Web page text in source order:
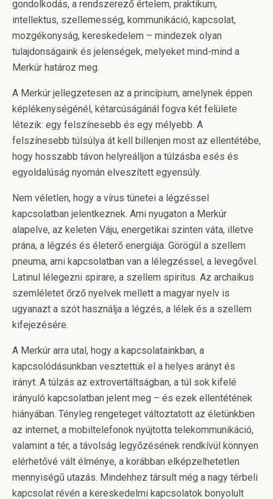
gondolkodás, a rendszerező értelem, praktikum,
intellektus, szellemesség, kommunikáció, kapcsolat,
mozgékonyság, kereskedelem – mindezek olyan
tulajdonságaink és jelenségek, melyeket mind-mind a
Merkúr határoz meg.
A Merkúr jellegzetesen az a princípium, amelynek éppen
képlékenységénél, kétarcúságánál fogva két felülete
létezik: egy felszínesebb és egy mélyebb. A
felszínesebb túlsúlya át kell billenjen most az ellentétébe,
hogy hosszabb távon helyreálljon a túlzásba esés és
egyoldalúság nyomán elveszített egyensúly.
Nem véletlen, hogy a vírus tünetei a légzéssel
kapcsolatban jelentkeznek. Ami nyugaton a Merkúr
alapelve, az keleten Váju, energetikai szinten váta, illetve
prána, a légzés és életerő energiája. Görögül a szellem
pneuma, ami kapcsolatban van a lélegzéssel, a levegővel.
Latinul lélegezni spirare, a szellem spiritus. Az archaikus
szemléletet őrző nyelvek mellett a magyar nyelv is
ugyanazt a szót használja a légzés, a lélek és a szellem
kifejezésére.
A Merkúr arra utal, hogy a kapcsolatainkban, a
kapcsolódásunkban vesztettük el a helyes arányt és
irányt. A túlzás az extrovertáltságban, a túl sok kifelé
irányuló kapcsolatban jelent meg – és ezek ellentétének
hiányában. Tényleg rengeteget változtatott az életünkben
az internet, a mobiltelefonok nyújtotta telekommunikáció,
valamint a tér, a távolság legyőzésének rendkívül könnyen
elérhetővé vált élménye, a korábban elképzelhetetlen
mennyiségű utazás. Mindehhez társult még a nagy térbeli
kapcsolat révén a kereskedelmi kapcsolatok bonyolult